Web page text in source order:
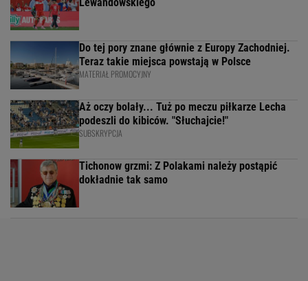
Lewandowskiego
Do tej pory znane głównie z Europy Zachodniej.
Teraz takie miejsca powstają w Polsce
MATERIAŁ PROMOCYJNY
Aż oczy bolały... Tuż po meczu piłkarze Lecha
podeszli do kibiców. "Słuchajcie!"
SUBSKRYPCJA
Tichonow grzmi: Z Polakami należy postąpić
dokładnie tak samo